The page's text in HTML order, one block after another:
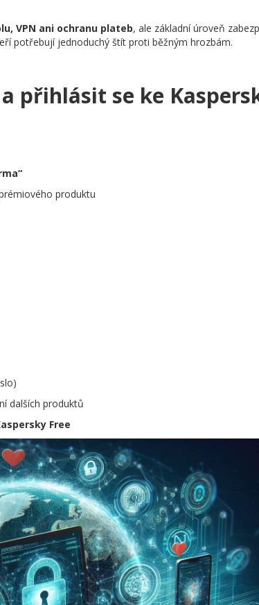
VPN ani ochranu plateb, ale základní úroveň
potřebují jednoduchý štít proti běžným hrozbám.
přihlásit se ke
produktu
dalších produktů
Free